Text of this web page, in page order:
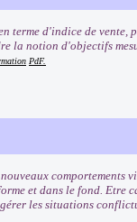
terme d'indice de vente,
la notion d'objectifs
PdF.
comportements
et dans le fond. Etre
les situations